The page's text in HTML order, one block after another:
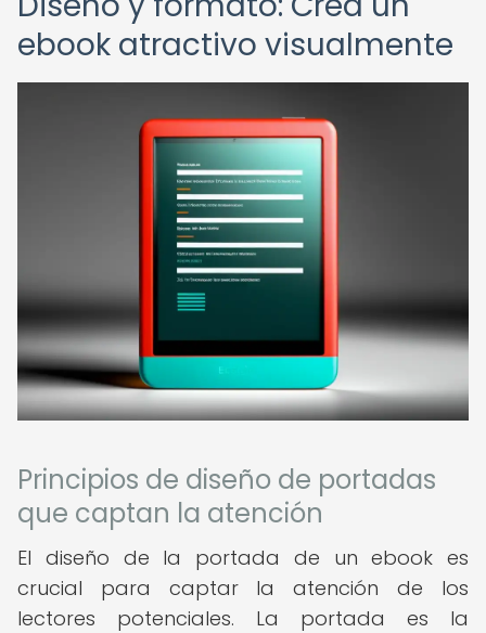
ebook atractivo visualmente
Principios de diseño de portadas
que captan la atención
El diseño de la portada de un ebook es
crucial para captar la atención de los
lectores potenciales. La portada es la